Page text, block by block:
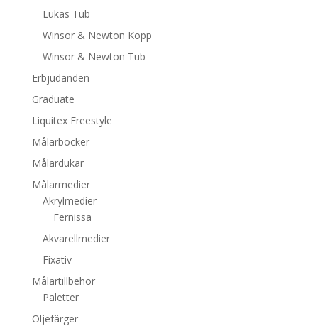
Lukas Tub
Winsor & Newton Kopp
Winsor & Newton Tub
Erbjudanden
Graduate
Liquitex Freestyle
Målarböcker
Målardukar
Målarmedier
Akrylmedier
Fernissa
Akvarellmedier
Fixativ
Målartillbehör
Paletter
Oljefärger